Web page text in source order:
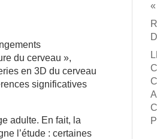
du cerveau »,
en 3D du cerveau
significatives
adulte. En fait, la
l’étude : certaines